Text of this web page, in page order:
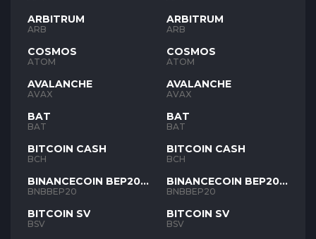
ARBITRUM
ARB
COSMOS
ATOM
AVALANCHE
AVAX
BAT
BAT
BITCOIN CASH
BCH
BINANCECOIN BEP20
BNB
BNBBEP20
BITCOIN SV
BSV
ARBITRUM
ARB
COSMOS
ATOM
AVALANCHE
AVAX
BAT
BAT
BITCOIN CASH
BCH
BINANCECOIN BEP20
BNB
BNBBEP20
BITCOIN SV
BSV